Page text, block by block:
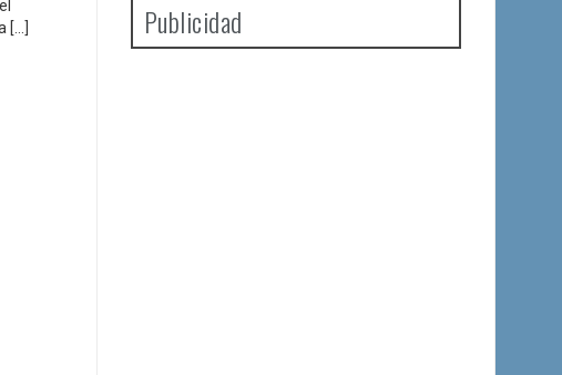
[…]
Publicidad